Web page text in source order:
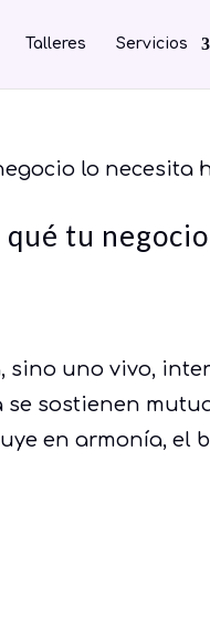
Talleres Servicios
tu
uno vivo,
sostienen
en armonía, el